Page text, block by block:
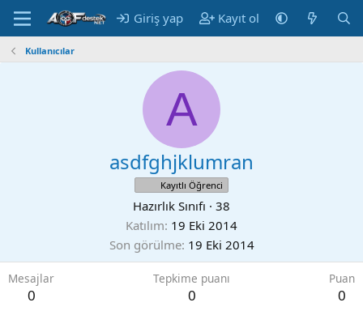
Giriş yap Kayıt ol
Kullanıcılar
A
asdfghjklumran
Kayıtlı Öğrenci
Hazırlık Sınıfı · 38
Katılım 19 Eki 2014
Son görülme 19 Eki 2014
Mesajlar
0
Tepkime puanı
0
Puan
0